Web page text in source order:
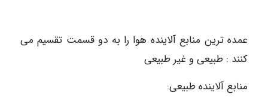
عمده ترین منابع آلاینده هوا را به دو قسمت تقسیم می
کنند : طبیعی و غیر طبیعی
منابع آلاینده طبیعی: